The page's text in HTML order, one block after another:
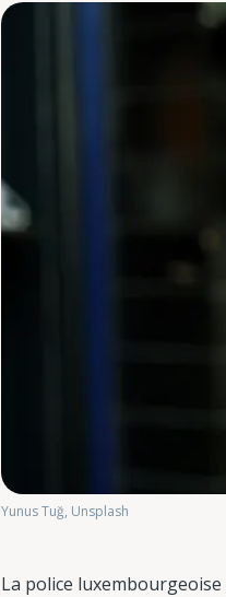
Yunus Tuğ, Unsplash
La police